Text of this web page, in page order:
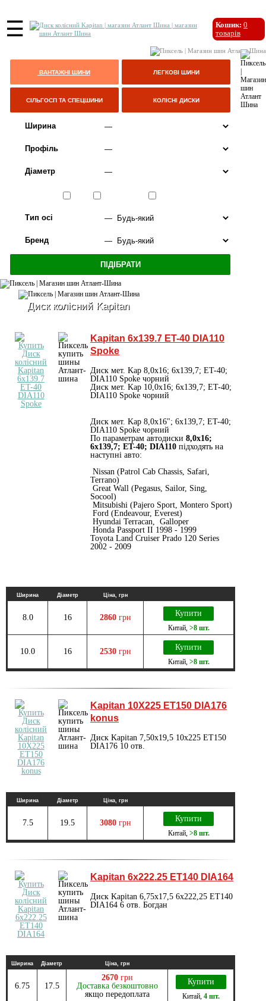
☰ Кошик: 0
товарів
ВАНТАЖНІ ШИНИ ЛЕГКОВІ ШИНИ
СІЛЬГОСП ТА СПЕЦШИНИ КОЛІСНІ ДИСКИ
Ширина
Профіль
Діаметр
Тип осі
Бренд
Диск колісний Kapitan
Kapitan 6x139.7 ET-40 DIA110
Spoke
Диск мет. Kap 8,0x16; 6x139,7; ET-40;
DIA110 Spoke чорний
Диск мет. Kap 10,0x16; 6x139,7; ET-40;
DIA110 Spoke чорний
Диск мет. Kap 8,0x16"; 6x139,7; ET-40;
DIA110 Spoke чорний
По параметрам автодиски 8,0x16;
6x139,7; ET-40; DIA110 підходять на
наступні авто:
Nissan (Patrol Cab Chassis, Safari,
Terrano)
Great Wall (Pegasus, Sailor, Sing,
Socool)
Mitsubishi (Pajero Sport, Montero Sport)
Ford (Endeavour, Everest)
Hyundai Terracan, Galloper
Honda Passport II 1998 - 1999
Toyota Land Cruiser Prado 120 Series
2002 - 2009
Ширина Діаметр Ціна, грн
8.0 16 2860 грн Купити
Китай, >8 шт.
10.0 16 2530 грн Купити
Китай, >8 шт.
Kapitan 10X225 ET150 DIA176
konus
Диск Kapitan 7,50x19,5 10x225 ET150
DIA176 10 отв.
Ширина Діаметр Ціна, грн
7.5 19.5 3080 грн Купити
Китай, >8 шт.
Kapitan 6x222.25 ET140 DIA164
Диск Kapitan 6,75x17,5 6x222,25 ET140
DIA164 6 отв. Богдан
Ширина Діаметр Ціна, грн
6.75 17.5
2670 грн
Доставка безкоштовно
якщо передоплата
Купити
Китай, 4 шт.